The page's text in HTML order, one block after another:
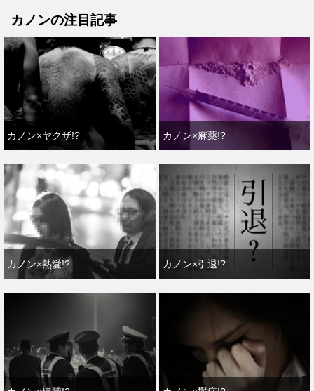
カノンの注目記事
カノン×ヤクザ!? カノン×麻薬!?
カノン×熱愛!? カノン×引退!?